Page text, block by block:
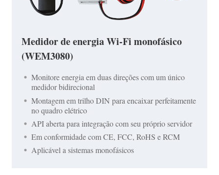
Medidor de energia Wi-Fi monofásico
(WEM3080)
Monitore energia em duas direções com um único
medidor bidirecional
Montagem em trilho DIN para encaixar perfeitamente
no quadro elétrico
API aberta para integração com seu próprio servidor
Em conformidade com CE, FCC, RoHS e RCM
Aplicável a sistemas monofásicos